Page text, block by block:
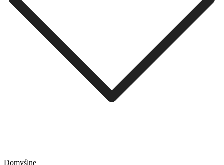
Domyślne